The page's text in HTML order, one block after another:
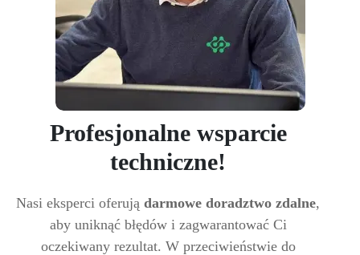
Profesjonalne wsparcie
techniczne!
Nasi eksperci oferują darmowe doradztwo zdalne,
aby uniknąć błędów i zagwarantować Ci
oczekiwany rezultat. W przeciwieństwie do